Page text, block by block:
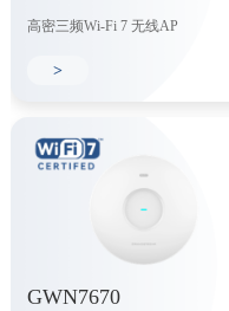
高密三频Wi-Fi 7 无线AP
>
GWN7670